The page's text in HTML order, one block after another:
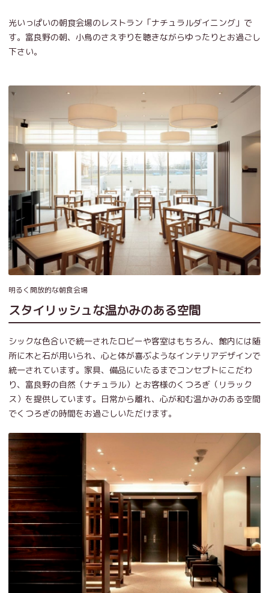
光いっぱいの朝食会場のレストラン「ナチュラルダイニング」で
す。富良野の朝、小鳥のさえずりを聴きながらゆったりとお過ごし
下さい。
明るく開放的な朝食会場
スタイリッシュな温かみのある空間
シックな色合いで統一されたロビーや客室はもちろん、館内には随
所に木と石が用いられ、心と体が喜ぶようなインテリアデザインで
統一されています。家具、備品にいたるまでコンセプトにこだわ
り、富良野の自然（ナチュラル）とお客様のくつろぎ（リラック
ス）を提供しています。日常から離れ、心が和む温かみのある空間
でくつろぎの時間をお過ごしいただけます。